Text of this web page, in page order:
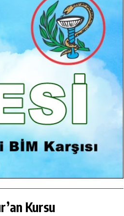
Kursu
GÜNLÜK HABER AKIŞI
HAFIZLIK KIZ KUR’AN KURSU
DARENDE GEZISI.